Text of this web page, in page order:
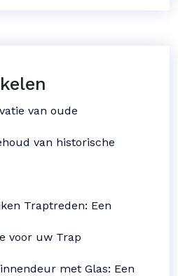
van oude
van historische
Traptreden: Een
voor uw Trap
met Glas: Een